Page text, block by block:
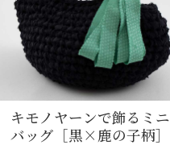
キモノヤーンで飾るミニ
バッグ ［黒×鹿の子柄］